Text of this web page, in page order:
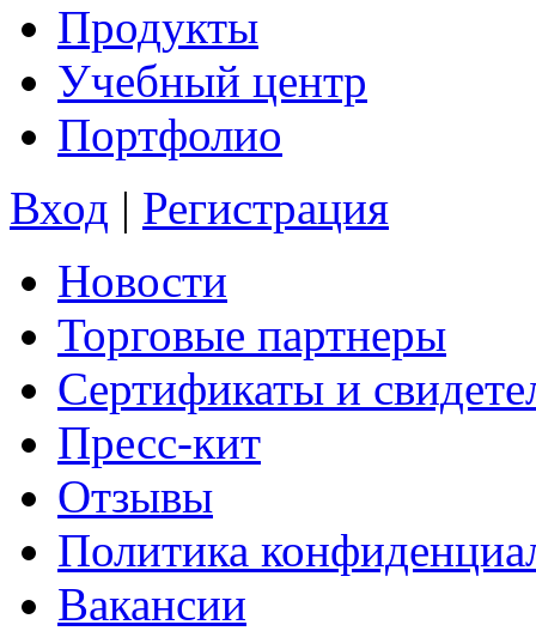
Продукты
Учебный центр
Портфолио
Вход | Регистрация
Новости
Торговые партнеры
Сертификаты и
Пресс-кит
Отзывы
Политика
Вакансии